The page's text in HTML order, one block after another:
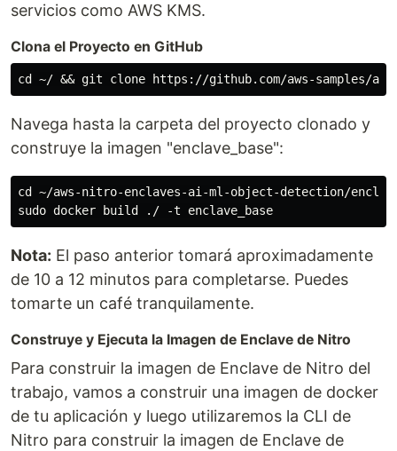
servicios como AWS KMS.
Clona el Proyecto en GitHub
Navega hasta la carpeta del proyecto clonado y
construye la imagen "enclave_base":
cd ~/aws-nitro-enclaves-ai-ml-object-detection/
Nota: El paso anterior tomará aproximadamente
de 10 a 12 minutos para completarse. Puedes
tomarte un café tranquilamente.
Construye y Ejecuta la Imagen de Enclave de Nitro
Para construir la imagen de Enclave de Nitro del
trabajo, vamos a construir una imagen de docker
de tu aplicación y luego utilizaremos la CLI de
Nitro para construir la imagen de Enclave de